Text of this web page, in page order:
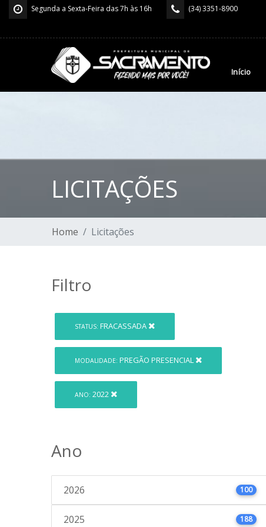
Segunda a Sexta-Feira das 7h às 16h (34) 3351-8900
Início
LICITAÇÕES
Home Licitações
Filtro
STATUS: FRACASSADA
MODALIDADE: PREGÃO PRESENCIAL
ANO: 2022
Ano
2026 100
2025 188